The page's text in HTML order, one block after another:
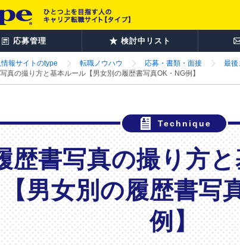
応募管理 検討中リスト
報サイトのtype 転職ノウハウ 応募・書類・面接
最後
真の撮り方と基本ルール【男女別の履歴書写真OK・NG例】
歴書写真の撮り方
【男女別の履歴書写
例】